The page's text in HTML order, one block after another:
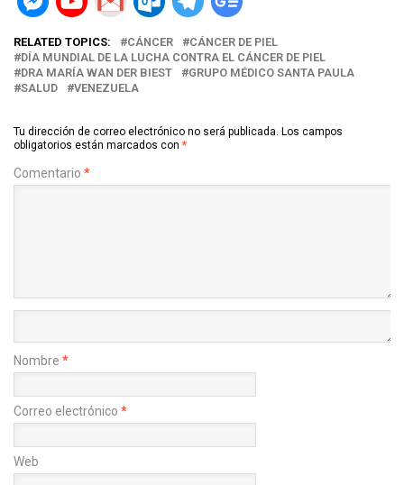
RELATED TOPICS: CÁNCER
CÁNCER DE PIEL
DÍA MUNDIAL DE LA LUCHA CONTRA EL CÁNCER DE PIEL
DRA MARÍA WAN DER BIEST
GRUPO MÉDICO SANTA PAULA
SALUD
VENEZUELA
Tu dirección de correo electrónico no será publicada. Los campos
obligatorios están marcados con *
Comentario *
Nombre *
Correo electrónico *
Web